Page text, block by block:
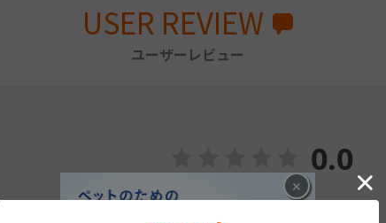
USER REVIEW
ユーザーレビュー
0.0
レビュー件数：0件
×